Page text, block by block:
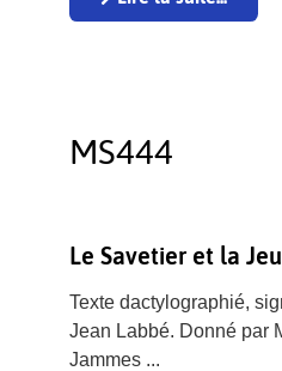
MS444
Le Savetier et la
Texte dactylographié,
Jean Labbé. Donné par
Jammes ...